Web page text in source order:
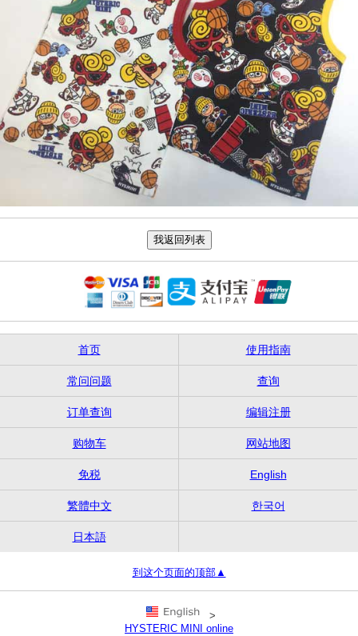
首页 使用指南
常问问题 查询
订单查询 编辑注册
购物车 网站地图
免税 English
繁體中文 한국어
日本語
到这个页面的顶部▲
>
HYSTERIC MINI online